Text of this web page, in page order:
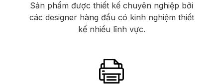
Sản phẩm được thiết kế chuyên nghiệp bởi
các designer hàng đầu có kinh nghiệm thiết
kế nhiều lĩnh vực.